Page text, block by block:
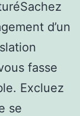
d’un
fasse
Excluez
se